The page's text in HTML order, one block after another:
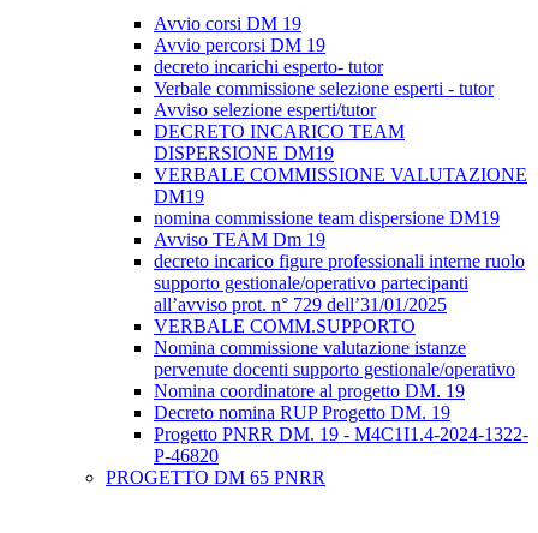
Avvio corsi DM 19
Avvio percorsi DM 19
decreto incarichi esperto- tutor
Verbale commissione selezione esperti - tutor
Avviso selezione esperti/tutor
DECRETO INCARICO TEAM
DISPERSIONE DM19
VERBALE COMMISSIONE VALUTAZIONE
DM19
nomina commissione team dispersione DM19
Avviso TEAM Dm 19
decreto incarico figure professionali interne ruolo
supporto gestionale/operativo partecipanti
all’avviso prot. n° 729 dell’31/01/2025
VERBALE COMM.SUPPORTO
Nomina commissione valutazione istanze
pervenute docenti supporto gestionale/operativo
Nomina coordinatore al progetto DM. 19
Decreto nomina RUP Progetto DM. 19
Progetto PNRR DM. 19 - M4C1I1.4-2024-1322-
P-46820
PROGETTO DM 65 PNRR